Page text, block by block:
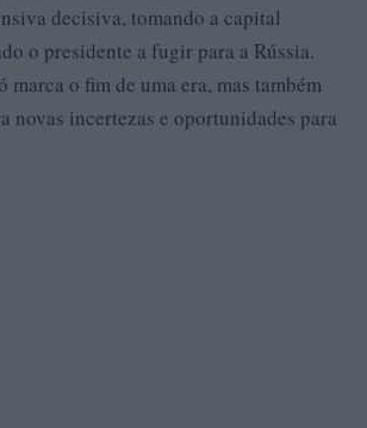
decisiva, tomando a capital
o presidente a fugir para a Rússia.
marca o fim de uma era, mas também
novas incertezas e oportunidades para